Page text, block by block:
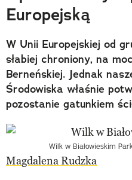
Europejską
W Unii Europejskiej od
słabiej chroniony, na
Berneńskiej. Jednak
Środowiska właśnie
pozostanie gatunkiem
Wilk w Białowieskim
Magdalena Rudzka